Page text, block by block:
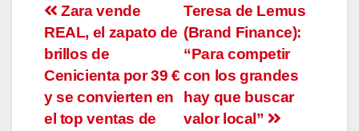
Navegación
de
entradas
Teresa de Lemus
(Brand Finance):
“Para competir
con los grandes
hay que buscar
valor local”
Zara vende
REAL, el zapato de
brillos de
Cenicienta por 39 €
y se convierten en
el top ventas de